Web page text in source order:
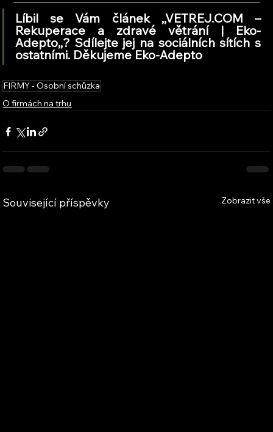
Líbil se Vám článek ,,VETREJ.COM –
Rekuperace a zdravé větrání | Eko-
Adepto,,? Sdílejte jej na sociálních sítích s
ostatními. Děkujeme Eko-Adepto
FIRMY - Osobní schůzka
O firmách na trhu
Související příspěvky Zobrazit vše